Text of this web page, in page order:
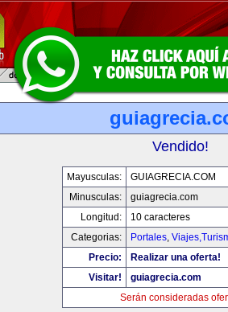
Vendido!
Mayusculas:
GUIAGRECIA.COM
Minusculas:
guiagrecia.com
Longitud:
10 caracteres
Categorias:
Portales,
Precio:
Realizar una oferta!
Visitar!
guiagrecia.com
Serán consideradas